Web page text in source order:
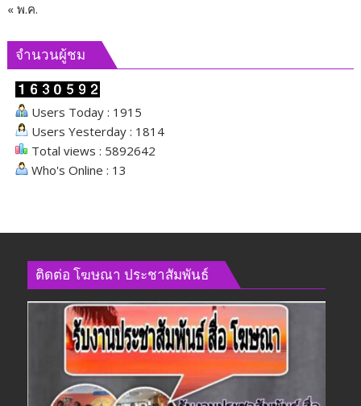
« พ.ค.
จำนวนผู้ชม
Users Today : 1915
Users Yesterday : 1814
Total views : 5892642
Who's Online : 13
ติดต่อ​ โฆษณา​ ประชาสัมพันธ์